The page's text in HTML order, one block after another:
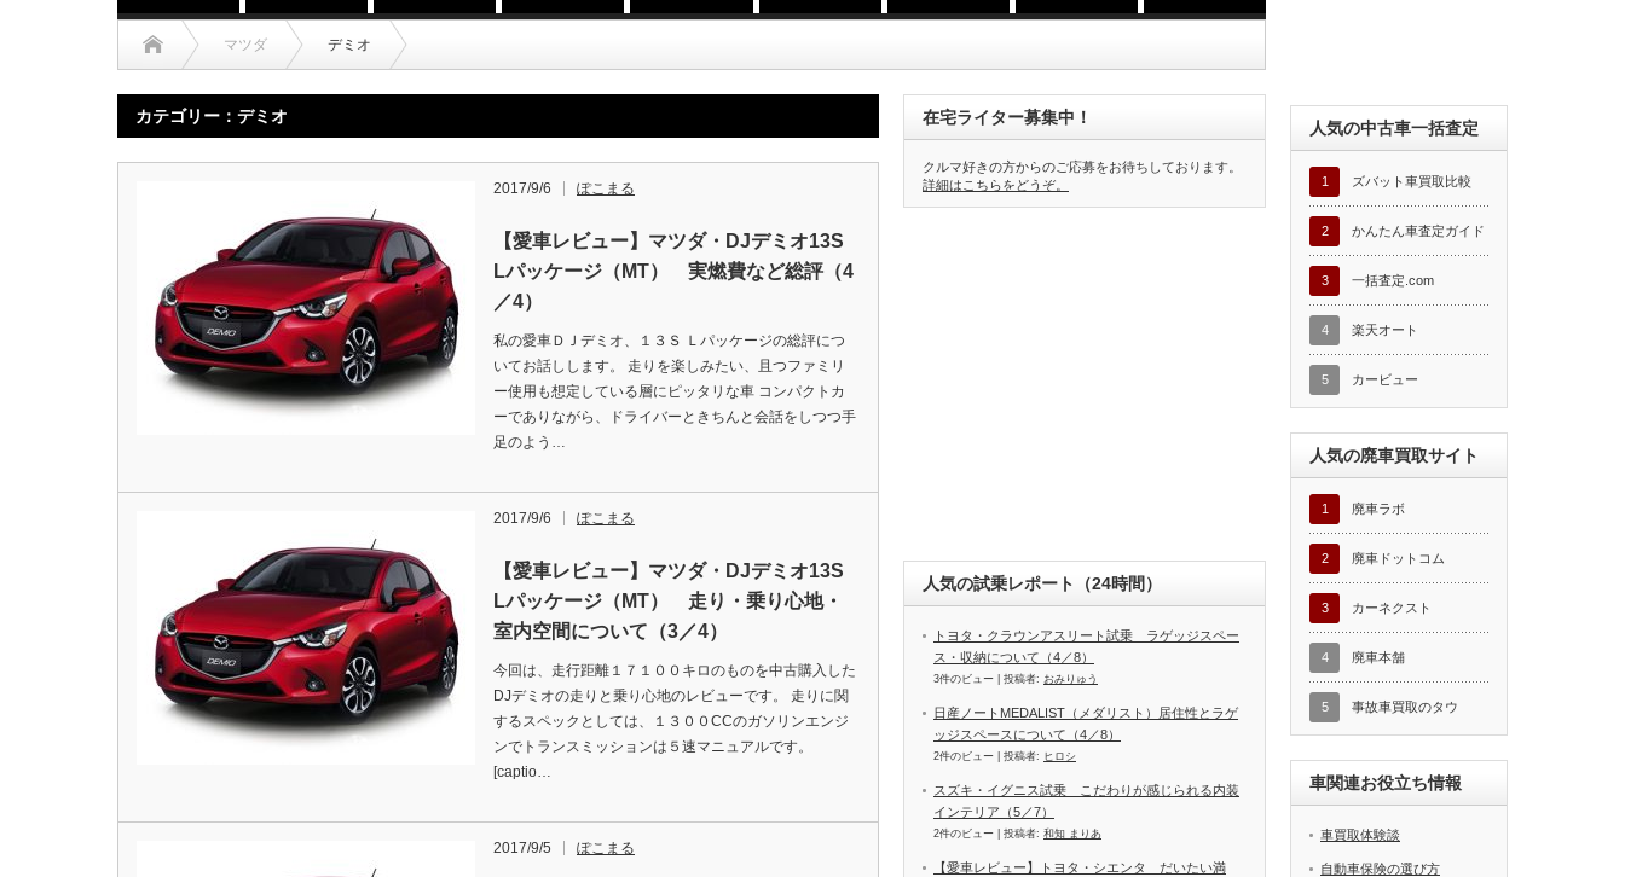
マツダ デミオ
カテゴリー：デミオ
2017/9/6 ぽこまる
【愛車レビュー】マツダ・DJデミオ13S
Lパッケージ（MT） 実燃費など総評（4
／4）
私の愛車ＤＪデミオ、１３Ｓ Ｌパッケージの総評につ
いてお話しします。 走りを楽しみたい、且つファミリ
ー使用も想定している層にピッタリな車 コンパクトカ
ーでありながら、ドライバーときちんと会話をしつつ手
足のよう…
2017/9/6 ぽこまる
【愛車レビュー】マツダ・DJデミオ13S
Lパッケージ（MT） 走り・乗り心地・
室内空間について（3／4）
今回は、走行距離１７１００キロのものを中古購入した
DJデミオの走りと乗り心地のレビューです。 走りに関
するスペックとしては、１３００CCのガソリンエンジ
ンでトランスミッションは５速マニュアルです。
[captio…
2017/9/5 ぽこまる
在宅ライター募集中！
クルマ好きの方からのご応募をお待ちしております。
詳細はこちらをどうぞ。
人気の試乗レポート（24時間）
トヨタ・クラウンアスリート試乗 ラゲッジスペー
ス・収納について（4／8）
3件のビュー 投稿者: おみりゅう
日産ノートMEDALIST（メダリスト）居住性とラゲ
ッジスペースについて（4／8）
2件のビュー 投稿者: ヒロシ
スズキ・イグニス試乗 こだわりが感じられる内装
インテリア（5／7）
2件のビュー 投稿者: 和知 まりあ
【愛車レビュー】トヨタ・シエンタ だいたい満
人気の中古車一括査定
1 ズバット車買取比較
2 かんたん車査定ガイド
3 一括査定.com
4 楽天オート
5 カービュー
人気の廃車買取サイト
1 廃車ラボ
2 廃車ドットコム
3 カーネクスト
4 廃車本舗
5 事故車買取のタウ
車関連お役立ち情報
車買取体験談
自動車保険の選び方